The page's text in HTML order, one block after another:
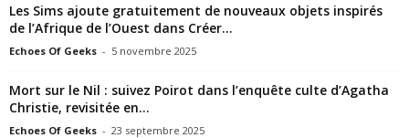
Les Sims ajoute gratuitement de nouveaux objets inspirés
de l’Afrique de l’Ouest dans Créer...
Echoes Of Geeks - 5 novembre 2025
Mort sur le Nil : suivez Poirot dans l’enquête culte d’Agatha
Christie, revisitée en...
Echoes Of Geeks - 23 septembre 2025